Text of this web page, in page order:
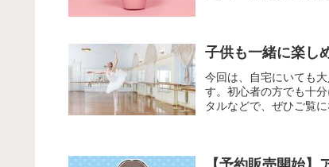
子供も一緒に楽し
今回は、自宅にいても
す。初心者の方でも十
タルなどで、ぜひご覧